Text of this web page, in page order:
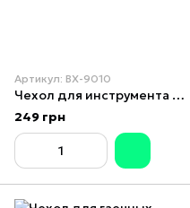
Артикул: BX-9010
Чехол для инструмента 30 карманов 560ммx485мм INTERTOOL BX-9010
249 грн